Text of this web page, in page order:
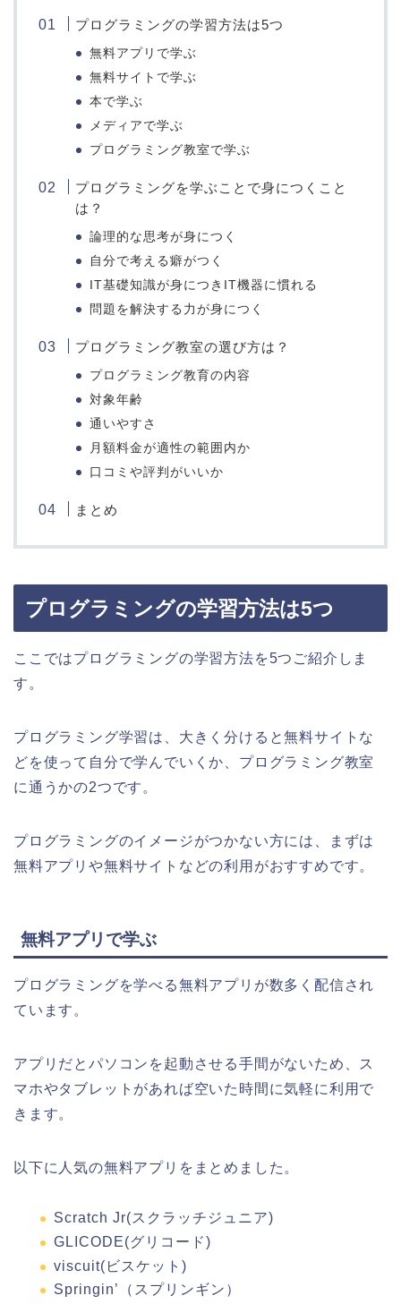
プログラミングの学習方法は5つ
無料アプリで学ぶ
無料サイトで学ぶ
本で学ぶ
メディアで学ぶ
プログラミング教室で学ぶ
プログラミングを学ぶことで身につくこと
は？
論理的な思考が身につく
自分で考える癖がつく
IT基礎知識が身につきIT機器に慣れる
問題を解決する力が身につく
プログラミング教室の選び方は？
プログラミング教育の内容
対象年齢
通いやすさ
月額料金が適性の範囲内か
口コミや評判がいいか
まとめ
プログラミングの学習方法は5つ
ここではプログラミングの学習方法を5つご紹介しま
す。
プログラミング学習は、大きく分けると無料サイトな
どを使って自分で学んでいくか、 プログラミング教室
に通うかの2つです。
プログラミングのイメージがつかない方には、まずは
無料アプリや無料サイトなどの利用がおすすめです。
無料アプリで学ぶ
プログラミングを学べる無料アプリが数多く配信され
ています。
アプリだとパソコンを起動させる手間がないため、ス
マホやタブレットがあれば空いた時間に気軽に利用で
きます。
以下に人気の無料アプリをまとめました。
Scratch Jr(スクラッチジュニア)
GLICODE(グリコード)
viscuit(ビスケット)
Springin’（スプリンギン）